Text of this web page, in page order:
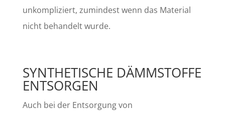
unkompliziert, zumindest wenn das Material
nicht behandelt wurde.
SYNTHETISCHE DÄMMSTOFFE
ENTSORGEN
Auch bei der Entsorgung von